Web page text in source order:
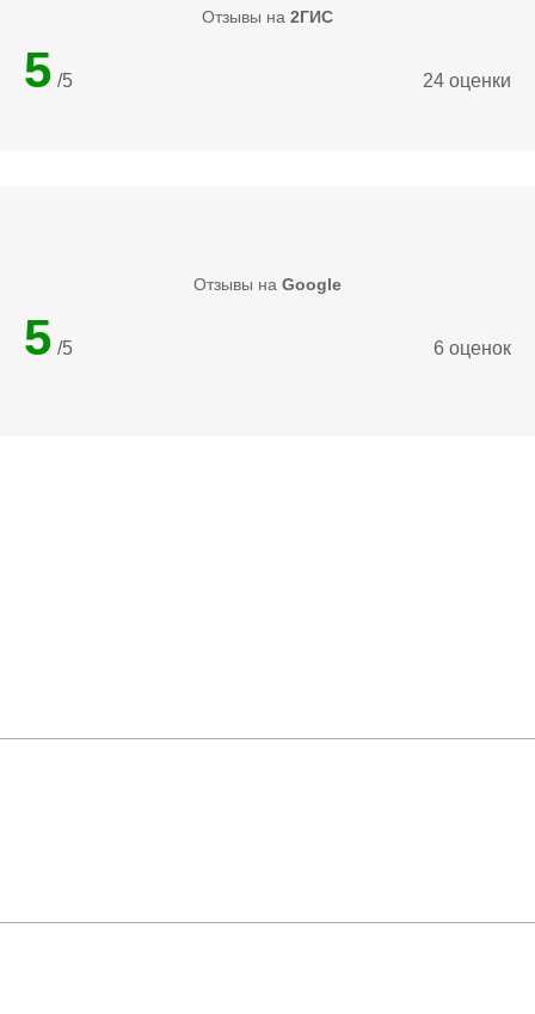
Отзывы на 2ГИС
5 /5 24 оценки
Отзывы на Google
5 /5 6 оценок